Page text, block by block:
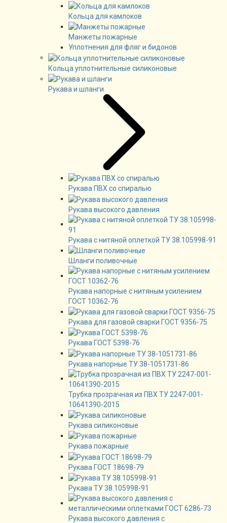
Кольца для камлоков
Манжеты пожарные
Уплотнения для фляг и бидонов
Кольца уплотнительные силиконовые
Рукава и шланги
Рукава ПВХ со спиралью
Рукава высокого давления
Рукава с нитяной оплеткой ТУ 38.105998-91
Шланги поливочные
Рукава напорные с нитяным усилением
ГОСТ 10362-76
Рукава для газовой сварки ГОСТ 9356-75
Рукава ГОСТ 5398-76
Рукава напорные ТУ 38-1051731-86
Трубка прозрачная из ПВХ ТУ 2247-001-
10641390-2015
Рукава силиконовые
Рукава пожарные
Рукава ГОСТ 18698-79
Рукава ТУ 38.105998-91
Рукава высокого давления с